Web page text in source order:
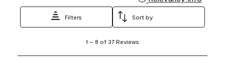
Filters Sort by
8
1 – 8 of 37 Reviews